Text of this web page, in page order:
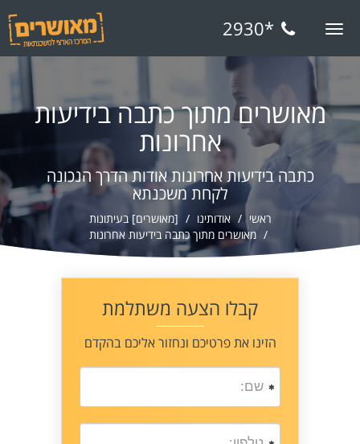
Toggle
*2930
מאושרים מתוך כתבה בידיעות
אחרונות
כתבה בידיעות אחרונות אודות הדרך הנכונה
לקחת משכנתא
ראשי אודותינו
[מאושרים] בעיתונות
מאושרים מתוך כתבה בידיעות אחרונות
קבלו הצעה משתלמת
הזינו את פרטיכם ונחזור אליכם בהקדם